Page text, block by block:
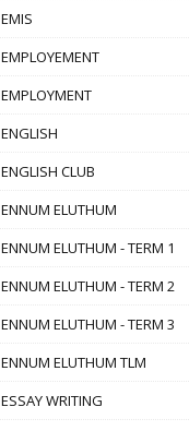
EMIS
EMPLOYEMENT
EMPLOYMENT
ENGLISH
ENGLISH CLUB
ENNUM ELUTHUM
ENNUM ELUTHUM - TERM 1
ENNUM ELUTHUM - TERM 2
ENNUM ELUTHUM - TERM 3
ENNUM ELUTHUM TLM
ESSAY WRITING